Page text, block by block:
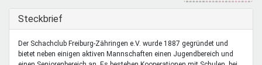
Mentoren & Projekte
Schule & Beruf
Ausblenden
Steckbrief
Der Schachclub Freiburg-Zähringen e.V. wurde 1887 gegründet und
bietet neben einigen aktiven Mannschaften einen Jugendbereich und